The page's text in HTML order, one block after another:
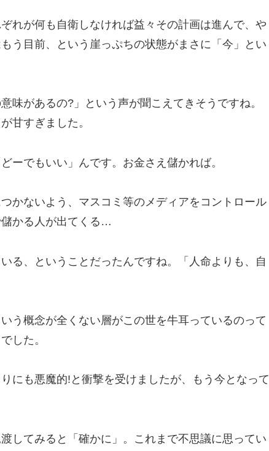
れが何も自衛しなければ益々その計画は進んで、や
う目前、という崖っぷちの状態がまさに「今」とい
味があるの?」という声が聞こえてきそうですね。
甘すぎました。
ーでもいい」んです。お金さえ儲かれば。
かないよう、マスコミ等のメディアをコントロール
儲かる人が出てくる…
る、ということだったんですね。「人命よりも、自
う概念が全くない層がこの世を牛耳っているのって
した。
にも悪魔的!と衝撃を受けましたが、もう今となって
してみると「確かに」。これまで不思議に思ってい